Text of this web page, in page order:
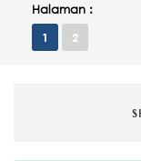
Halaman :
1 2